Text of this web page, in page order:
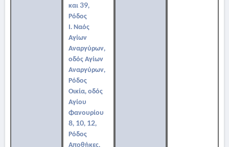
και 39,
Ρόδος
Ι. Ναός
Αγίων
Αναργύρων,
οδός Αγίων
Αναργύρων,
Ρόδος
Οικία, οδός
Αγίου
Φανουρίου
8, 10, 12,
Ρόδος
Αποθήκες,